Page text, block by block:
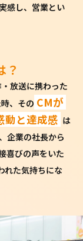
感し、営業とい
？
放送に携わった
、その CMが
動と達成感 は
企業の社長から
喜びの声をいた
れた気持ちにな